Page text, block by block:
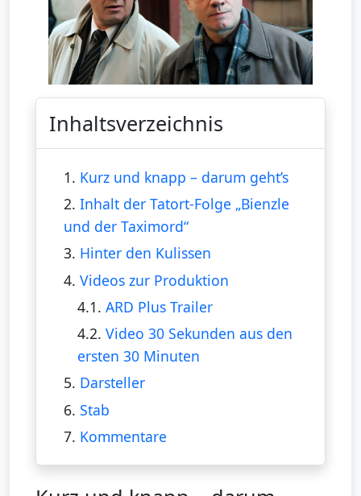
Inhaltsverzeichnis
1. Kurz und knapp – darum geht’s
2. Inhalt der Tatort-Folge „Bienzle
und der Taximord“
3. Hinter den Kulissen
4. Videos zur Produktion
4.1.ARD Plus Trailer
4.2.Video 30 Sekunden aus den
ersten 30 Minuten
5. Darsteller
6. Stab
7. Kommentare